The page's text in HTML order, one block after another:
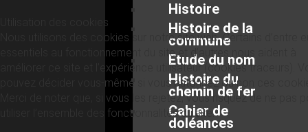
Histoire
Histoire de la
commune
Etude du nom
Histoire du
chemin de fer
Cahier de
doléances
Utilisation des cookies
Nous utilisons des cookies sur notre site web. Certains d’entre
essentiels au fonctionnement du site et d’autres nous aident à
améliorer ce site et l’expérience utilisateur (cookies traceurs).
pouvez décider vous-même si vous autorisez ou non ces
Merci de noter que, si vous les rejetez, vous risquez de ne pas
utiliser l’ensemble des fonctionnalités du site.